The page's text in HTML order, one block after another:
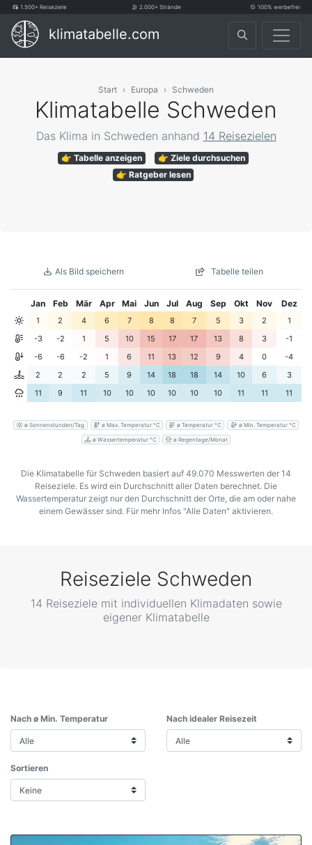
1.500+ Reiseziele 2.000+ Strände 100% werbefrei
klimatabelle.com
Start Europa Schweden
Klimatabelle Schweden
Das Klima in Schweden anhand 14 Reisezielen
👉 Tabelle anzeigen
👉 Ziele durchsuchen
👉 Ratgeber lesen
Als Bild speichern Tabelle teilen
Jan Feb Mär Apr Mai Jun Jul Aug Sep Okt Nov Dez
1 2 4 6 7 8 8 7 5 3 2
1
-3
-2 1 5 10 15 17 17 13 8 3
-1
-6
-6 -2 1 6 11 13 12 9 4 0
-4
2
2 2 5 9 14 18 18 14 10 6
3
11
9 11 10 10 10 10 10 10 11 11 11
ø Sonnenstunden/Tag ø Max. Temperatur °C ø Temperatur °C ø Min. Temperatur °C
ø Wassertemperatur °C ø Regentage/Monat
Die Klimatabelle für Schweden basiert auf 49.070 Messwerten der 14
Reiseziele. Es wird ein Durchschnitt aller Daten berechnet. Die
Wassertemperatur zeigt nur den Durchschnitt der Orte, die am oder nahe
einem Gewässer sind. Für mehr Infos "Alle Daten" aktivieren.
Reiseziele Schweden
14 Reiseziele mit individuellen Klimadaten sowie
eigener Klimatabelle
Nach ø Min. Temperatur Nach idealer Reisezeit
Sortieren